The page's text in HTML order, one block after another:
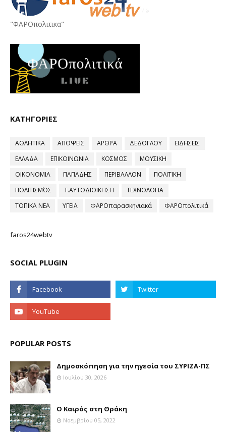
"ΦΑΡΟπολιτικα"
ΚΑΤΗΓΟΡΙΕΣ
ΑΘΛΗΤΙΚΑ ΑΠΟΨΕΙΣ ΑΡΘΡΑ ΔΕΔΟΓΛΟΥ
ΕΙΔΗΣΕΙΣ
ΕΛΛΑΔΑ
ΕΠΙΚΟΙΝΩΝΙΑ ΚΟΣΜΟΣ
ΜΟΥΣΙΚΗ
ΟΙΚΟΝΟΜΙΑ
ΠΑΠΑΔΗΣ ΠΕΡΙΒΑΛΛΟΝ
ΠΟΛΙΤΙΚΗ
ΠΟΛΙΤΙΣΜΌΣ
Τ.ΑΥΤΟΔΙΟΙΚΗΣΗ
ΤΕΧΝΟΛΟΓΙΑ
ΤΟΠΙΚΑ ΝΕΑ
ΥΓΕΙΑ ΦΑΡΟπαρασκηνιακά ΦΑΡΟπολιτικά
faros24webtv
SOCIAL PLUGIN
POPULAR POSTS
Δημοσκόπηση για την ηγεσία του ΣΥΡΙΖΑ-ΠΣ
Ιουλίου 30, 2026
Ο Καιρός στη Θράκη
Νοεμβρίου 05, 2022